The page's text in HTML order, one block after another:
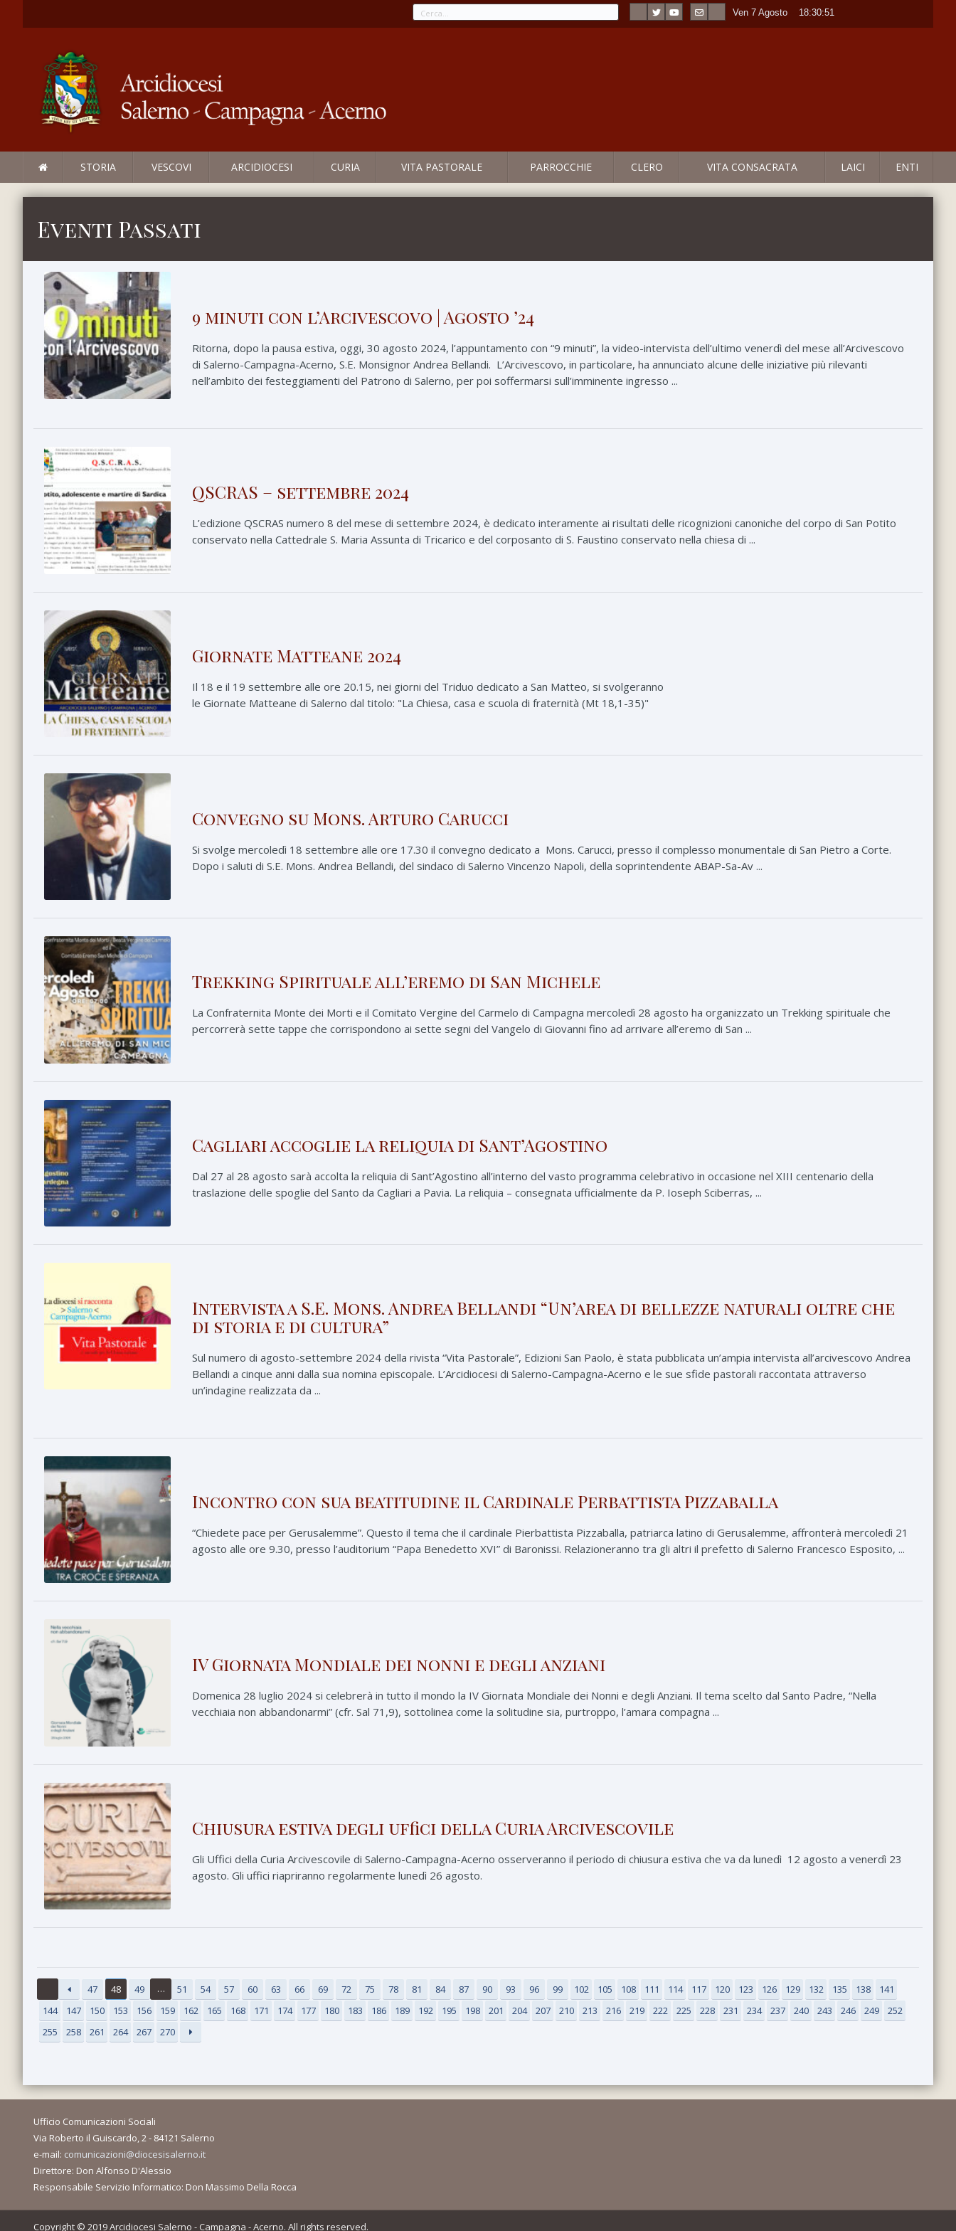
Ven 7 Agosto 18:30:52
STORIA VESCOVI ARCIDIOCESI CURIA VITA PASTORALE PARROCCHIE CLERO VITA CONSACRATA LAICI ENTI
Eventi Passati
9 minuti con l’Arcivescovo | Agosto ’24
Ritorna, dopo la pausa estiva, oggi, 30 agosto 2024, l’appuntamento con “9 minuti”, la video-intervista dell’ultimo venerdì del mese all’Arcivescovo
di Salerno-Campagna-Acerno, S.E. Monsignor Andrea Bellandi. L’Arcivescovo, in particolare, ha annunciato alcune delle iniziative più rilevanti
nell’ambito dei festeggiamenti del Patrono di Salerno, per poi soffermarsi sull’imminente ingresso ...
QSCRAS – settembre 2024
L’edizione QSCRAS numero 8 del mese di settembre 2024, è dedicato interamente ai risultati delle ricognizioni canoniche del corpo di San Potito
conservato nella Cattedrale S. Maria Assunta di Tricarico e del corposanto di S. Faustino conservato nella chiesa di ...
Giornate Matteane 2024
Il 18 e il 19 settembre alle ore 20.15, nei giorni del Triduo dedicato a San Matteo, si svolgeranno
le Giornate Matteane di Salerno dal titolo: "La Chiesa, casa e scuola di fraternità (Mt 18,1-35)"
Convegno su Mons. Arturo Carucci
Si svolge mercoledì 18 settembre alle ore 17.30 il convegno dedicato a Mons. Carucci, presso il complesso monumentale di San Pietro a Corte.
Dopo i saluti di S.E. Mons. Andrea Bellandi, del sindaco di Salerno Vincenzo Napoli, della soprintendente ABAP-Sa-Av ...
Trekking Spirituale all’eremo di San Michele
La Confraternita Monte dei Morti e il Comitato Vergine del Carmelo di Campagna mercoledì 28 agosto ha organizzato un Trekking spirituale che
percorrerà sette tappe che corrispondono ai sette segni del Vangelo di Giovanni fino ad arrivare all’eremo di San ...
Cagliari accoglie la reliquia di Sant’Agostino
Dal 27 al 28 agosto sarà accolta la reliquia di Sant’Agostino all’interno del vasto programma celebrativo in occasione nel XIII centenario della
traslazione delle spoglie del Santo da Cagliari a Pavia. La reliquia – consegnata ufficialmente da P. Ioseph Sciberras, ...
Intervista a S.E. Mons. Andrea Bellandi “Un’area di bellezze naturali oltre che
di storia e di cultura”
Sul numero di agosto-settembre 2024 della rivista “Vita Pastorale”, Edizioni San Paolo, è stata pubblicata un’ampia intervista all’arcivescovo Andrea
Bellandi a cinque anni dalla sua nomina episcopale. L’Arcidiocesi di Salerno-Campagna-Acerno e le sue sfide pastorali raccontata attraverso
un’indagine realizzata da ...
Incontro con sua beatitudine il Cardinale Perbattista Pizzaballa
“Chiedete pace per Gerusalemme”. Questo il tema che il cardinale Pierbattista Pizzaballa, patriarca latino di Gerusalemme, affronterà mercoledì 21
agosto alle ore 9.30, presso l’auditorium “Papa Benedetto XVI” di Baronissi. Relazioneranno tra gli altri il prefetto di Salerno Francesco Esposito, ...
IV Giornata Mondiale dei nonni e degli anziani
Domenica 28 luglio 2024 si celebrerà in tutto il mondo la IV Giornata Mondiale dei Nonni e degli Anziani. Il tema scelto dal Santo Padre, “Nella
vecchiaia non abbandonarmi” (cfr. Sal 71,9), sottolinea come la solitudine sia, purtroppo, l’amara compagna ...
Chiusura estiva degli uffici della Curia Arcivescovile
Gli Uffici della Curia Arcivescovile di Salerno-Campagna-Acerno osserveranno il periodo di chiusura estiva che va da lunedì 12 agosto a venerdì 23
agosto. Gli uffici riapriranno regolarmente lunedì 26 agosto.
47 48 49 … 51 54 57 60 63 66 69 72 75 78 81 84 87 90 93 96 99 102 105 108 111 114 117 120 123 126 129 132 135 138
141
144
147 150 153 156 159 162 165 168 171 174 177 180 183 186 189 192 195 198 201 204 207 210 213 216 219 222 225 228 231 234 237 240 243 246 249
252
255
258 261 264 267 270
Ufficio Comunicazioni Sociali
Via Roberto il Guiscardo, 2 - 84121 Salerno
e-mail: comunicazioni@diocesisalerno.it
Direttore: Don Alfonso D'Alessio
Responsabile Servizio Informatico: Don Massimo Della Rocca
Copyright © 2019 Arcidiocesi Salerno - Campagna - Acerno. All rights reserved.